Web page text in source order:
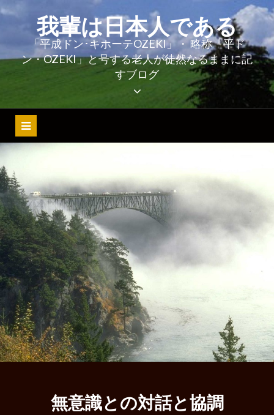
コ
ン
ス
ッ
プ
我輩は日本人である
「平成ドン･キホーテOZEKI」・ 略称「平ド
ン・OZEKI」と号する老人が徒然なるままに記
すブログ
無意識との対話と協調